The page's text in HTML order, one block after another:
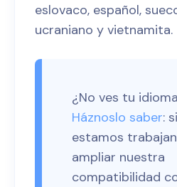
eslovaco, español,
ucraniano y vietnamita.
¿No ves tu
Háznoslo saber:
estamos
ampliar nuestra
compatibilidad